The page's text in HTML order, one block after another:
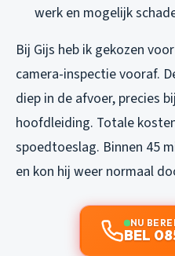
werk en mogelijk
Bij Gijs heb ik gekozen
camera-inspectie vooraf.
diep in de afvoer, precies
hoofdleiding. Totale
spoedtoeslag. Binnen 45
en kon hij weer normaal
NU
BEL